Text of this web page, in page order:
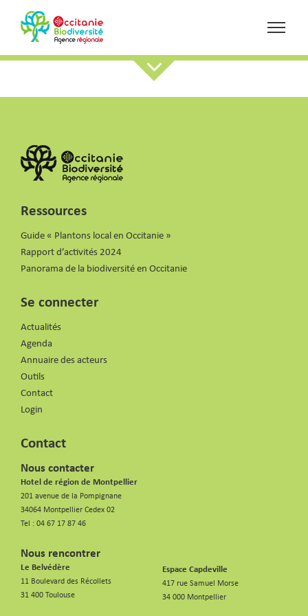
Ressources
Guide « Plantons local en Occitanie »
Rapport d’activités 2024
Panorama de la biodiversité en Occitanie
Se connecter
Actualités
Agenda
Annuaire des acteurs
Outils
Contact
Login
Contact
Nous contacter
Hotel de région de Montpellier
201 avenue de la Pompignane
34064 Montpellier Cedex 02
Tel : 04 67 17 87 46
Nous rencontrer
Le Belvédère
11 Boulevard des Récollets
31 400 Toulouse
Espace Capdeville
417 rue Samuel Morse
34 000 Montpellier